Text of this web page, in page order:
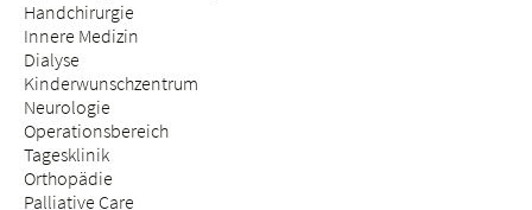
Handchirurgie
Innere Medizin
Dialyse
Kinderwunschzentrum
Neurologie
Operationsbereich
Tagesklinik
Orthopädie
Palliative Care